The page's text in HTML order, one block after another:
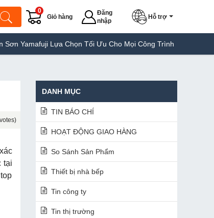
Giỏ hàng
0
Đăng
nhập
Hỗ trợ
Lựa Chọn Tối Ưu Cho Mọi Công Trình Máy Hàn Túi
tại
DANH MỤC
TIN BÁO CHÍ
HOẠT ĐỘNG GIAO HÀNG
So Sánh Sản Phẩm
Thiết bị nhà bếp
Tin công ty
Tin thị trường